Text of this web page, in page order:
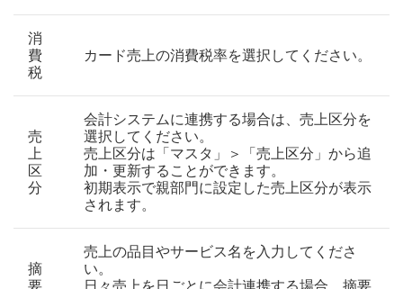
消
費
税
カード売上の消費税率を選択してください。
売
上
区
分
会計システムに連携する場合は、売上区分を
選択してください。
売上区分は「マスタ」＞「売上区分」から追
加・更新することができます。
初期表示で親部門に設定した売上区分が表示
されます。
摘
要
売上の品目やサービス名を入力してくださ
い。
日々売上を日ごとに会計連携する場合、摘要